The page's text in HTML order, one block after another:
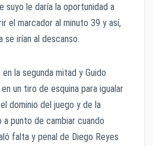
suyo le daría la oportunidad a
el marcador al minuto 39 y así,
se irían al descanso.
la segunda mitad y Guido
un tiro de esquina para igualar
dominio del juego y de la
punto de cambiar cuando
falta y penal de Diego Reyes